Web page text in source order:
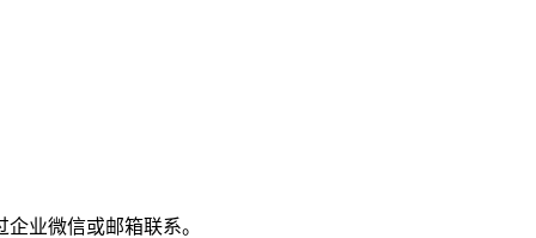
业微信或邮箱联系。